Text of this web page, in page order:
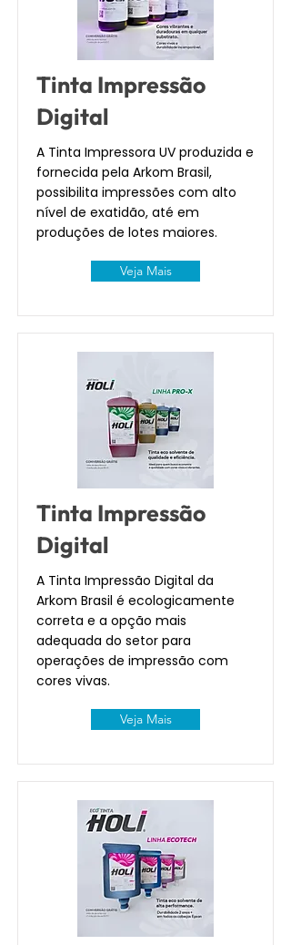
Tinta Impressão
Digital
A Tinta Impressora UV produzida e
fornecida pela Arkom Brasil,
possibilita impressões com alto
nível de exatidão, até em
produções de lotes maiores.
Veja Mais
Tinta Impressão
Digital
A Tinta Impressão Digital da
Arkom Brasil é ecologicamente
correta e a opção mais
adequada do setor para
operações de impressão com
cores vivas.
Veja Mais